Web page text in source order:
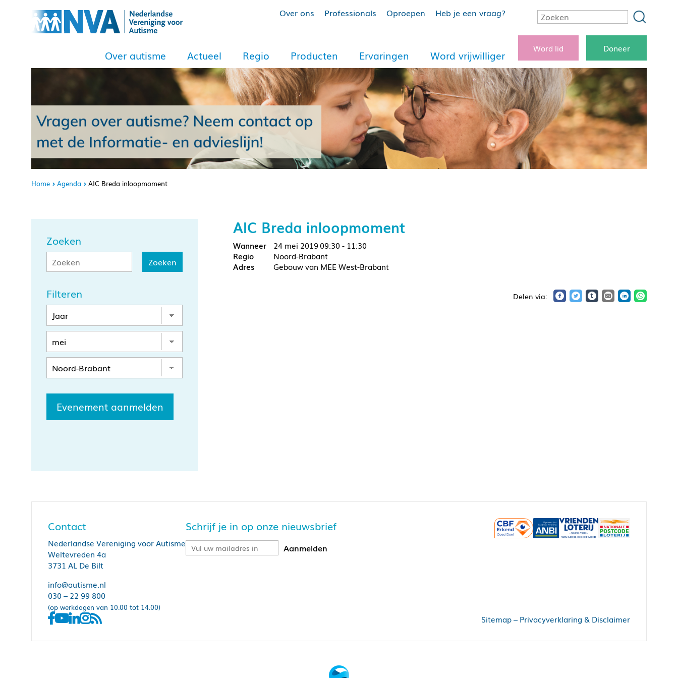
Over ons Professionals Oproepen Heb je een vraag?
Over autisme Actueel Regio Producten Ervaringen Word vrijwilliger
Word lid Doneer
Home Agenda AIC Breda inloopmoment
Zoeken
Filteren
Evenement aanmelden
AIC Breda inloopmoment
24 mei 2019 09:30 - 11:30
Noord-Brabant
Gebouw van MEE West-Brabant
Contact
Nederlandse Vereniging voor Autisme
Weltevreden 4a
3731 AL De Bilt
info@autisme.nl
030 – 22 99 800
(op werkdagen van 10.00 tot 14.00)
Schrijf je in op onze nieuwsbrief
Sitemap– Privacyverklaring & Disclaimer